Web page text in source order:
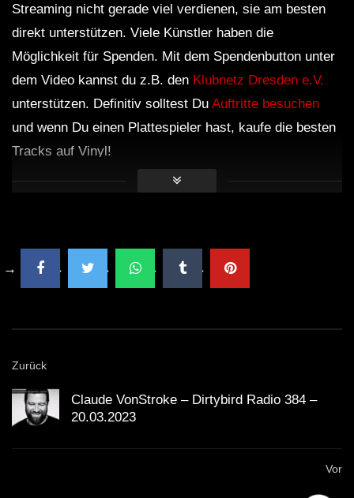
Streaming nicht gerade viel verdienen, sie am besten
direkt unterstützen. Viele Künstler haben die
Möglichkeit für Spenden. Mit dem Spendenbutton unter
dem Video kannst du z.B. den Klubnetz Dresden e.V.
unterstützen. Definitiv solltest Du Auftritte besuchen
und wenn Du einen Plattespieler hast, kaufe die besten
Tracks auf Vinyl!
Zurück
Claude VonStroke – Dirtybird Radio 384 –
20.03.2023
Vor